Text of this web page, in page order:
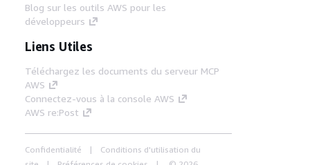
Blog sur les outils AWS pour les
développeurs
Liens Utiles
Téléchargez les documents du serveur MCP
AWS
Connectez-vous à la console AWS
AWS re:Post
Confidentialité
Conditions d'utilisation du